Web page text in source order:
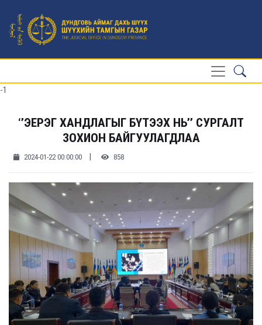
-1
‘’ЭЕРЭГ ХАНДЛАГЫГ БҮТЭЭХ НЬ’’ СУРГАЛТ
ЗОХИОН БАЙГУУЛАГДЛАА
2024-01-22 00:00:00 | 858